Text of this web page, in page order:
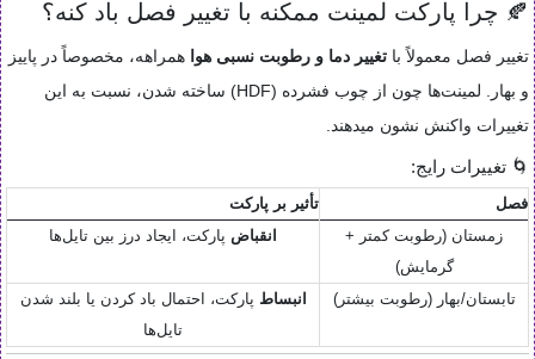
🍂 چرا پارکت لمینت ممکنه با تغییر فصل باد کنه؟
تغییر فصل معمولاً با تغییر دما و رطوبت نسبی هوا همراهه، مخصوصاً در پاییز
و بهار. لمینت‌ها چون از چوب فشرده (HDF) ساخته شدن، نسبت به این
تغییرات واکنش نشون میدهند.
🌀 تغییرات رایج:
فصل
تأثیر بر پارکت
زمستان (رطوبت کمتر +
گرمایش)
انقباض پارکت، ایجاد درز بین تایل‌ها
تابستان/بهار (رطوبت بیشتر) انبساط پارکت، احتمال باد کردن یا بلند شدن
تایل‌ها